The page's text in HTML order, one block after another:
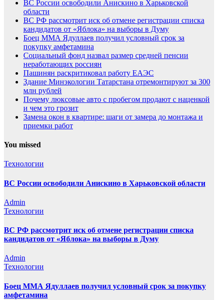
ВС России освободили Анискино в Харьковской
области
ВС РФ рассмотрит иск об отмене регистрации списка
кандидатов от «Яблока» на выборы в Думу
Боец ММА Ядуллаев получил условный срок за
покупку амфетамина
Социальный фонд назвал размер средней пенсии
неработающих россиян
Пашинян раскритиковал работу ЕАЭС
Здание Минэкологии Татарстана отремонтируют за 300
млн рублей
Почему люксовые авто с пробегом продают с наценкой
и чем это грозит
Замена окон в квартире: шаги от замера до монтажа и
приемки работ
You missed
Технологии
ВС России освободили Анискино в Харьковской области
Admin
Технологии
ВС РФ рассмотрит иск об отмене регистрации списка
кандидатов от «Яблока» на выборы в Думу
Admin
Технологии
Боец ММА Ядуллаев получил условный срок за покупку
амфетамина